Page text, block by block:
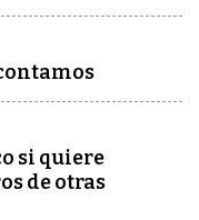
si quiere
de otras